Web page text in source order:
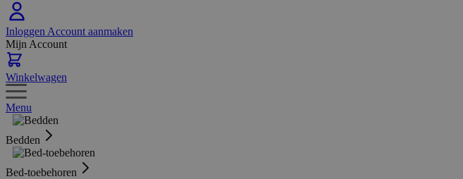
Inloggen Account aanmaken
Mijn Account
Winkelwagen
Menu
Bedden
Bed-toebehoren